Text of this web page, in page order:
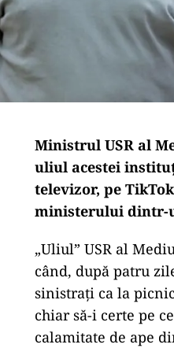
Ministrul USR al
uliul acestei
televizor, pe
ministerului dintr-
„Uliul” USR al
când, după patru
sinistrați ca la
chiar să-i certe pe
calamitate de ape